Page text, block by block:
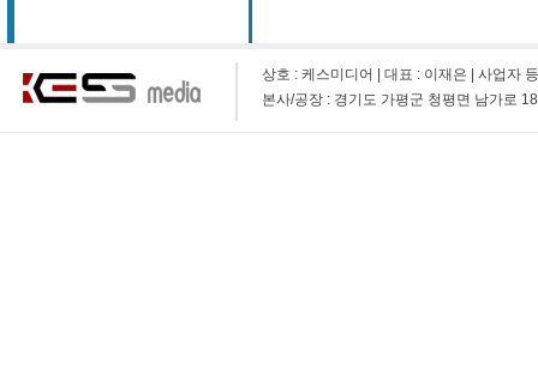
상호 : 케스미디어 | 대표 : 이재은 | 사업자
본사/공장 : 경기도 가평군 청평면 남가로